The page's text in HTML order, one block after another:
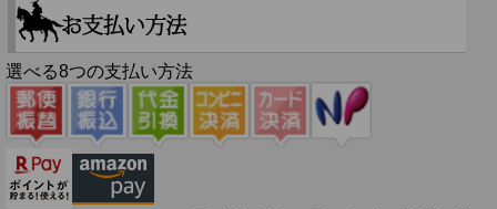
選べる8つの支払い方法